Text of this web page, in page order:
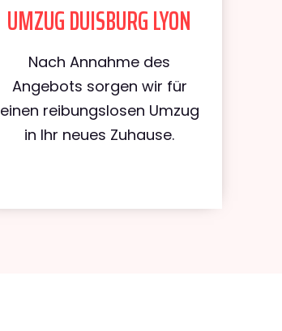
UMZUG DUISBURG LYON
Nach Annahme des
Angebots sorgen wir für
einen reibungslosen Umzug
in Ihr neues Zuhause.